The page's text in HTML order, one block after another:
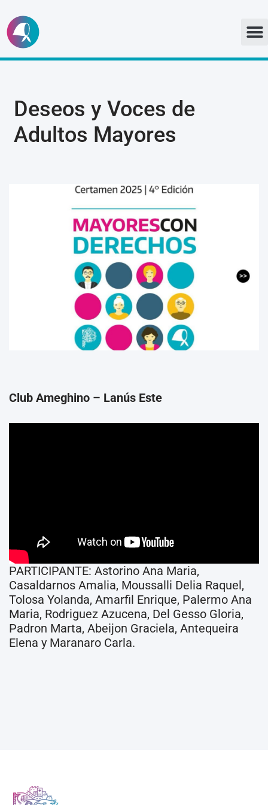
Ir
al
Deseos y Voces de
Adultos Mayores
Club Ameghino – Lanús Este
PARTICIPANTE: Astorino Ana Maria,
Casaldarnos Amalia, Moussalli Delia Raquel,
Tolosa Yolanda, Amarfil Enrique, Palermo Ana
Maria, Rodriguez Azucena, Del Gesso Gloria,
Padron Marta, Abeijon Graciela, Antequeira
Elena y Maranaro Carla.